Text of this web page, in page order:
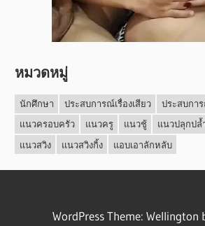
หมวดหมู่
นักศึกษา ประสบการณ์เรื่องเสียว ประสบกา
แนวครอบครัว
แนวครู แนวชู้ แนวปลุกปล้
แนวสวิง
แนวสวิงกิ้ง แอบเอาลักหลับ
WordPress Theme: Wellington